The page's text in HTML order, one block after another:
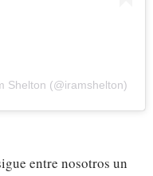
Shelton (@iramshelton)
entre nosotros un